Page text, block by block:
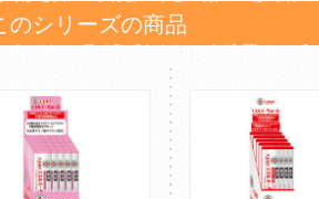
のシリーズの商品